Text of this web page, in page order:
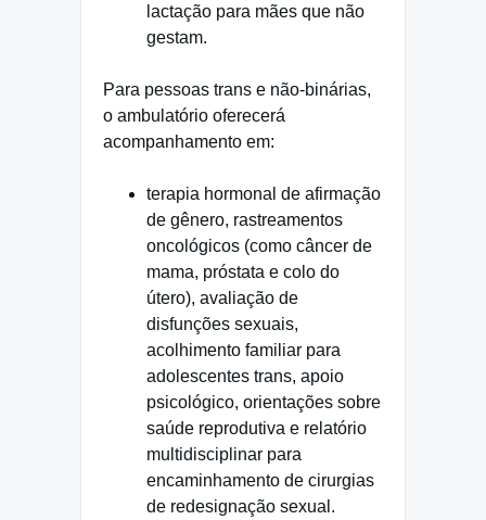
lactação para mães que não
gestam.
Para pessoas trans e não-binárias,
o ambulatório oferecerá
acompanhamento em:
terapia hormonal de afirmação
de gênero, rastreamentos
oncológicos (como câncer de
mama, próstata e colo do
útero), avaliação de
disfunções sexuais,
acolhimento familiar para
adolescentes trans, apoio
psicológico, orientações sobre
saúde reprodutiva e relatório
multidisciplinar para
encaminhamento de cirurgias
de redesignação sexual.